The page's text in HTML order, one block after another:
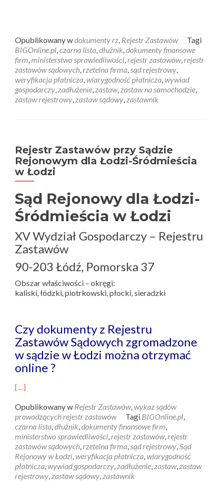
Opublikowany wdokumenty rz, Rejestr Zastawów
Tagi
BIGOnline.pl,czarna lista,dłużnik,dokumenty finansowe
firm,ministerstwo sprawiedliwości,rejestr zastawów,rejestr
zastawów sądowych,rzetelna firma,sąd rejestrowy,
weryfikacja płatnicza,wiarygodność płatnicza,wywiad
gospodarczy,zadłużenie,zastaw,zastaw na samochodzie,
zastaw rejestrowy,zastaw sądowy,zastawnik
Rejestr Zastawów przy Sądzie
Rejonowym dla Łodzi-Śródmieścia
w Łodzi
Sąd Rejonowy dla Łodzi-
Śródmieścia w Łodzi
XV Wydział Gospodarczy – Rejestru
Zastawów
90-203 Łódź, Pomorska 37
Obszar właściwości – okręgi:
kaliski, łódzki, piotrkowski, płocki, sieradzki
Czy dokumenty z Rejestru
Zastawów Sądowych zgromadzone
w sądzie w Łodzi można otrzymać
online ?
[…]
Opublikowany w Rejestr Zastawów,wykaz sądów
prowadzących rejestr zastawów
Tagi BIGOnline.pl,
czarna lista,dłużnik,dokumenty finansowe firm,
ministerstwo sprawiedliwości,rejestr zastawów,rejestr
zastawów sądowych,rzetelna firma,sąd rejestrowy,Sąd
Rejonowy w Łodzi,weryfikacja płatnicza,wiarygodność
płatnicza,wywiad gospodarczy,zadłużenie,zastaw,zastaw
rejestrowy,zastaw sądowy,zastawnik